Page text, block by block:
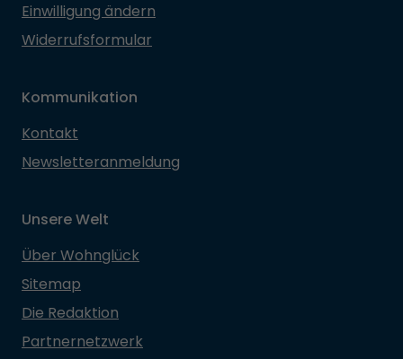
Einwilligung ändern
Widerrufsformular
Kommunikation
Kontakt
Newsletteranmeldung
Unsere Welt
Über Wohnglück
Sitemap
Die Redaktion
Partnernetzwerk